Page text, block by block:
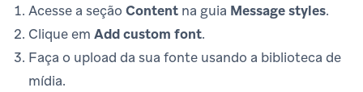
Acesse a seção Content na guia Message styles.
Clique em Add custom font.
Faça o upload da sua fonte usando a biblioteca de
mídia.